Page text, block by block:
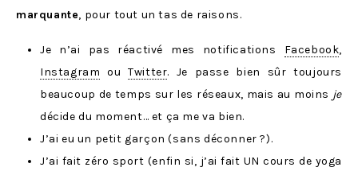
marquante, pour tout un tas de raisons.
Je n’ai pas réactivé mes notifications Facebook,
Instagram ouTwitter. Je passe bien sûr toujours
beaucoup de temps sur les réseaux, mais au moins je
décide du moment… et ça me va bien.
J’ai eu un petit garçon (sans déconner ?).
J’ai fait zéro sport (enfin si, j’ai fait UN cours de yoga